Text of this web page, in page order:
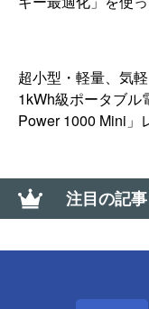
超小型・軽量、気
1kWh級ポータブル
Power 1000 Mini」
注目の記
【Windows